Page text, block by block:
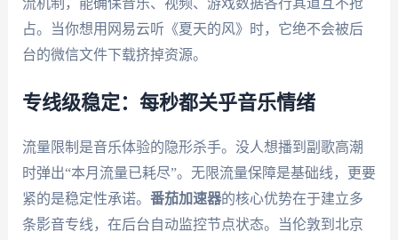
占。当你想用网易云听《夏天的风》时，它绝不会被后
台的微信文件下载挤掉资源。
专线级稳定：每秒都关乎音乐情绪
流量限制是音乐体验的隐形杀手。没人想播到副歌高潮
时弹出“本月流量已耗尽”。无限流量保障是基础线，更要
紧的是稳定性承诺。 番茄加速器的核心优势在于建立多
条影音专线，在后台自动监控节点状态。当伦敦到北京